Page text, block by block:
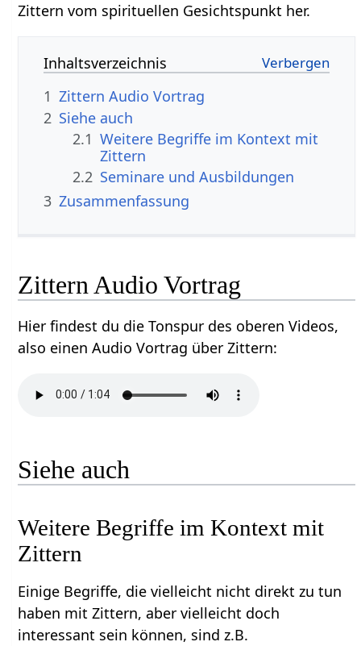
Zittern‏‎ vom spirituellen Gesichtspunkt her.
Inhaltsverzeichnis
1
Zittern‏‎ Audio Vortrag
2 Siehe auch
2.1 Weitere Begriffe im Kontext mit
2.2 Seminare und Ausbildungen
3 Zusammenfassung
Zittern‏‎ Audio Vortrag
Hier findest du die Tonspur des oberen Videos,
also einen Audio Vortrag über Zittern‏‎:
Siehe auch
Weitere Begriffe im Kontext mit
Einige Begriffe, die vielleicht nicht direkt zu tun
haben mit Zittern‏‎, aber vielleicht doch
interessant sein können, sind z.B.